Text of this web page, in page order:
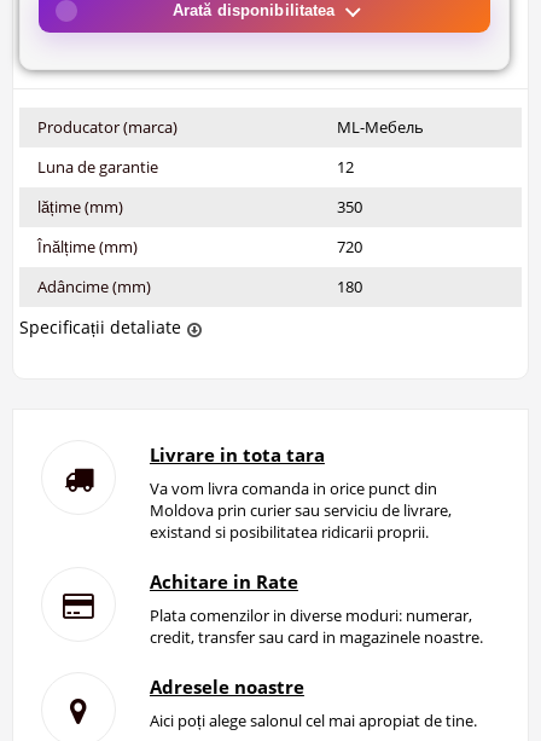
Arată disponibilitatea
Producator (marca)
ML-Мебель
Luna de garantie
12
lățime (mm)
350
Înălțime (mm)
720
Adâncime (mm)
180
Specificații detaliate
Livrare in tota tara
Va vom livra comanda in orice punct din
Moldova prin curier sau serviciu de livrare,
existand si posibilitatea ridicarii proprii.
Achitare in Rate
Plata comenzilor in diverse moduri: numerar,
credit, transfer sau card in magazinele noastre.
Adresele noastre
Aici poți alege salonul cel mai apropiat de tine.